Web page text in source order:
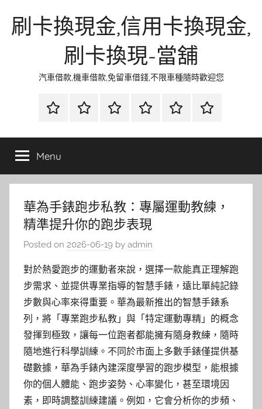
刷卡換現金,信用卡換現金,
刷卡換現-當舖
汽車借款,機車借款,免留車借錢,不限車種隨時歡迎您
首
當
金
網
資
流
時
環
清
聯
徵
Menu
華為手錶跑步私教：專屬運動教練，
精準提升你的跑步表現
Posted on 2026-06-19 by admin
對於熱愛跑步的運動者來說，選擇一款能真正理解跑
步需求、並提供專業指導的智慧手錶，遠比單純記錄
步數與心率來得重要。華為最新推出的智慧手錶系
列，將「專業跑步私教」與「特定運動專精」的概念
發揮到極致，讓每一位跑者都能擁有隨身教練，隨時
隨地進行科學訓練。不同於市面上多數手錶僅提供基
礎數據，華為手錶內建深度學習的跑步模型，能根據
你的個人體能、跑步姿勢、心率變化，甚至環境因
素，即時調整訓練建議。例如，它會分析你的步頻、